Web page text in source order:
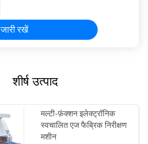
जारी रखें
शीर्ष उत्पाद
मल्टी-फ़ंक्शन इलेक्ट्रॉनिक
स्वचालित एज फैब्रिक निरीक्षण
मशीन